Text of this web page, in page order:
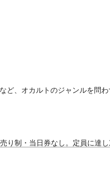
ど、オカルトのジャンルを問
り制・当日券なし。定員に達